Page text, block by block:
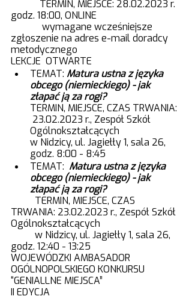
godz. 18:00, ONLINE
zgłoszenie na adres e-mail doradcy
metodycznego
LEKCJE  OTWARTE
TEMAT: Matura ustna z języka
obcego (niemieckiego) - jak
złapać ją za rogi?
TERMIN, MIEJSCE, CZAS TRWANIA:
23.02.2023 r., Zespół Szkół
Ogólnokształcących
w Nidzicy, ul. Jagiełły 1, sala 26,
godz. 8:00 - 8:45
TEMAT: Matura ustna z języka
obcego (niemieckiego) - jak
złapać ją za rogi?
TERMIN, MIEJSCE, CZAS
TRWANIA: 23.02.2023 r., Zespół Szkół
Ogólnokształcących
godz. 12:40 - 13:25
WOJEWÓDZKI AMBASADOR
OGÓLNOPOLSKIEGO KONKURSU
“GENIALLNE MIEJSCA”
II EDYCJA